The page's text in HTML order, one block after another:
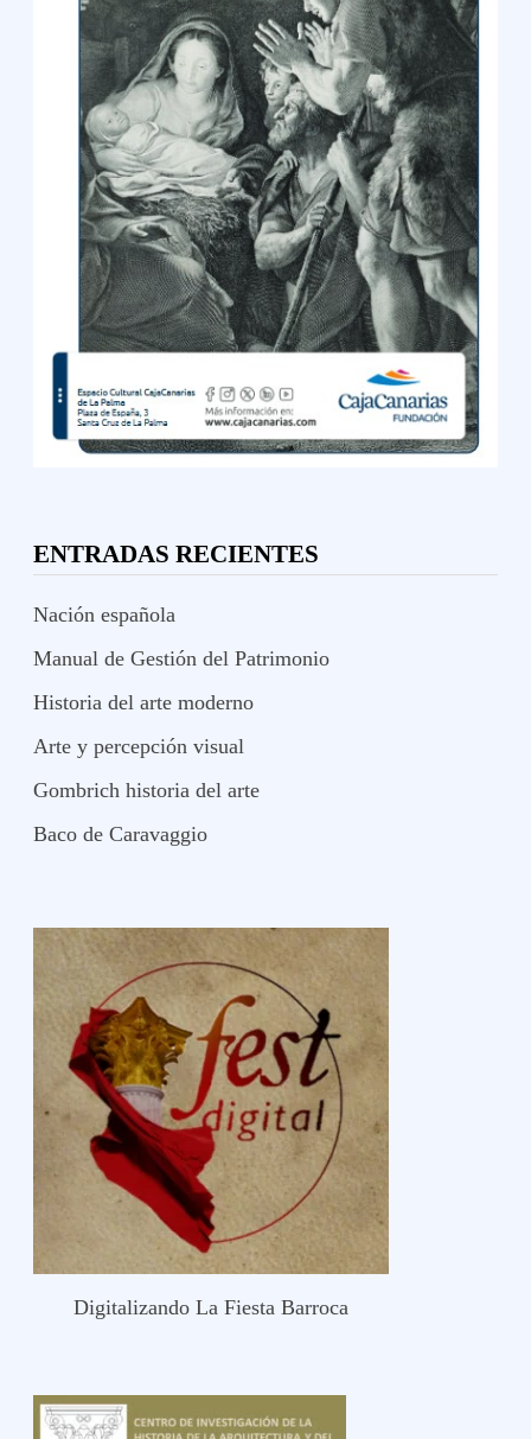
ENTRADAS RECIENTES
Nación española
Manual de Gestión del Patrimonio
Historia del arte moderno
Arte y percepción visual
Gombrich historia del arte
Baco de Caravaggio
Digitalizando La Fiesta Barroca